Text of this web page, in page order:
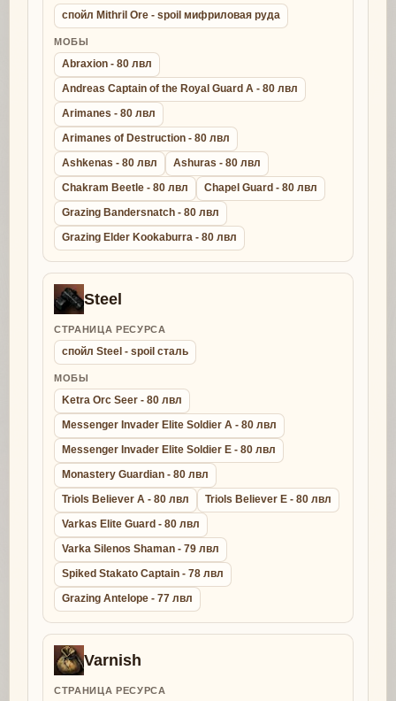
спойл Mithril Ore - spoil мифриловая руда
МОБЫ
Abraxion - 80 лвл
Andreas Captain of the Royal Guard A - 80 лвл
Arimanes - 80 лвл
Arimanes of Destruction - 80 лвл
Ashkenas - 80 лвл
Ashuras - 80 лвл
Chakram Beetle - 80 лвл
Chapel Guard - 80 лвл
Grazing Bandersnatch - 80 лвл
Grazing Elder Kookaburra - 80 лвл
Steel
СТРАНИЦА РЕСУРСА
спойл Steel - spoil сталь
МОБЫ
Ketra Orc Seer - 80 лвл
Messenger Invader Elite Soldier A - 80 лвл
Messenger Invader Elite Soldier E - 80 лвл
Monastery Guardian - 80 лвл
Triols Believer A - 80 лвл
Triols Believer E - 80 лвл
Varkas Elite Guard - 80 лвл
Varka Silenos Shaman - 79 лвл
Spiked Stakato Captain - 78 лвл
Grazing Antelope - 77 лвл
Varnish
СТРАНИЦА РЕСУРСА